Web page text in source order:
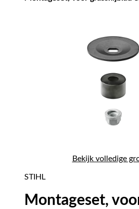
Bekijk volledige
STIHL
Montageset,